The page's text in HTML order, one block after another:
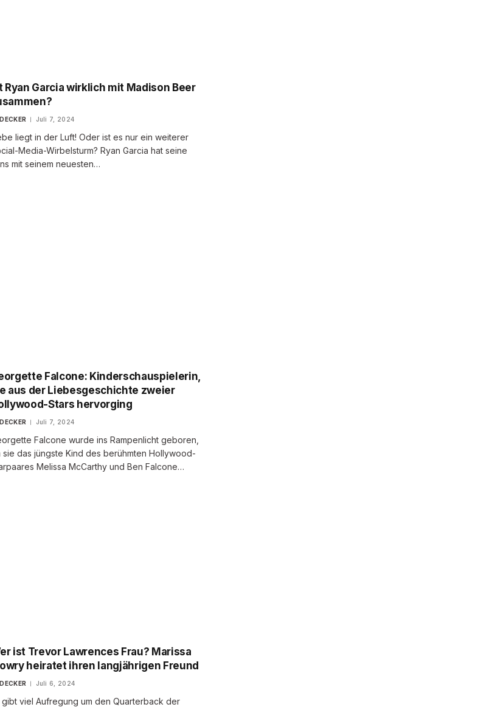
Ryan Garcia wirklich mit Madison Beer
DECKER Juli 7, 2024
liegt in der Luft! Oder ist es nur ein weiterer
Media-Wirbelsturm? Ryan Garcia hat seine
mit seinem neuesten…
Falcone: Kinderschauspielerin,
aus der Liebesgeschichte zweier
Stars hervorging
DECKER Juli 7, 2024
Falcone wurde ins Rampenlicht geboren,
sie das jüngste Kind des berühmten Hollywood-
Melissa McCarthy und Ben Falcone…
ist Trevor Lawrences Frau? Marissa
heiratet ihren langjährigen Freund
DECKER Juli 6, 2024
gibt viel Aufregung um den Quarterback der